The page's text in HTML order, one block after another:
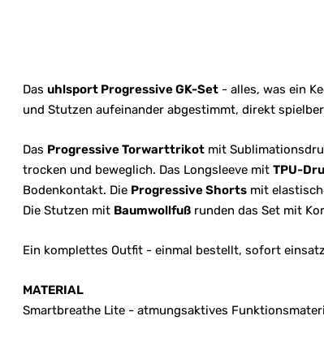
Das uhlsport Progressive GK-Set- alles, was ein
und Stutzen aufeinander abgestimmt, direkt
Das Progressive Torwarttrikotmit
trocken und beweglich. Das Longsleeve mit TPU-
Bodenkontakt. Die Progressive Shortsmit
Die Stutzen mit Baumwollfußrunden das Set mit
Ein komplettes Outfit - einmal bestellt, sofort
MATERIAL
Smartbreathe Lite - atmungsaktives